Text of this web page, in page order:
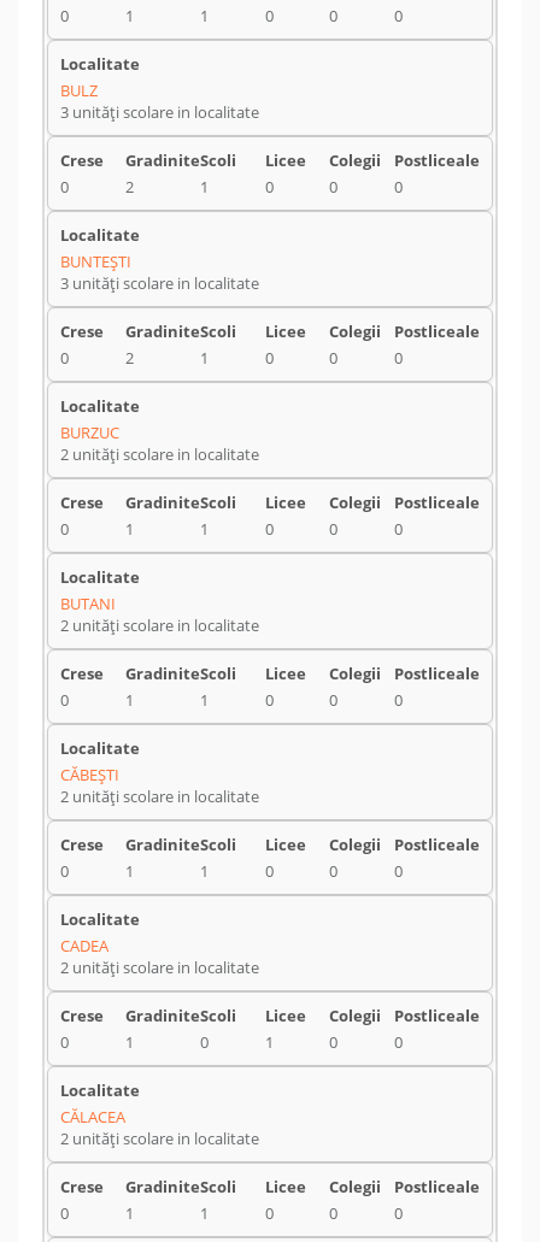
0 1 1 0 0 0
BULZ
3 unități scolare in localitate
0 2 1 0 0 0
BUNTEŞTI
3 unități scolare in localitate
0 2 1 0 0 0
BURZUC
2 unități scolare in localitate
0 1 1 0 0 0
BUTANI
2 unități scolare in localitate
0 1 1 0 0 0
CĂBEŞTI
2 unități scolare in localitate
0 1 1 0 0 0
CADEA
2 unități scolare in localitate
0 1 0 1 0 0
CĂLACEA
2 unități scolare in localitate
0 1 1 0 0 0